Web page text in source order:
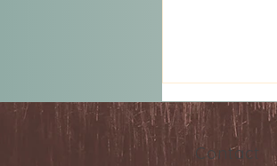
Contact